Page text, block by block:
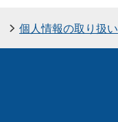
個人情報の取り扱い